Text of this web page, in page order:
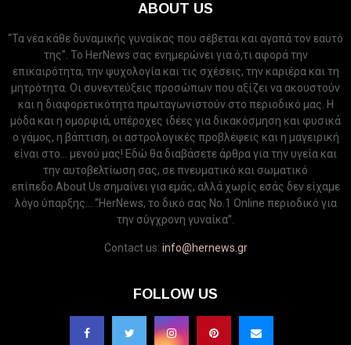
ABOUT US
“Τα νέα κάθε δυναμικής γυναίκας που σέβεται και αγαπά τον εαυτό
της”. Το HerNews σας ενημερώνει για ό,τι αφορά την
επικαιρότητα, την ψυχολογία και τις σχέσεις, την καριέρα και τη
μητρότητα. Οι συνεντεύξεις προσώπων που αξίζει να ακουστούν
και η διαφορετικότητα πρωταγωνιστούν στο περιοδικό μας. Η
μόδα και η ομορφιά, υπέροχες ιδέες για δικακόσμηση και φυσικά
ο γάμος, η βάπτιση, οι αστρολογικές προβλέψεις και η μαγειρική
είναι στο... μενού μας! Εδώ θα διαβάσετε άρθρα για την υγεία και
την αυτοβελτίωση σας, σε πνευματικό και σωματικό
επίπεδο.About Us σημαίνει για εμάς, αλλά χωρίς εσάς δεν είχαμε
λόγο ύπαρξης... “HerNews, το δικό σας Νo.1 Online περιοδικό για
την σύγχρονη γυναίκα”.
Contact us: info@hernews.gr
FOLLOW US